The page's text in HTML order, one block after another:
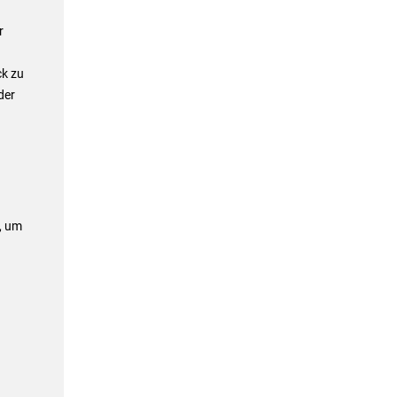
zu
um